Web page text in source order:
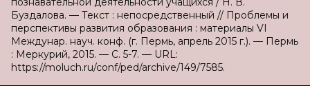
Буздалова. — Текст : непосредственный // Проблемы и
перспективы развития образования : материалы VI
Междунар. науч. конф. (г. Пермь, апрель 2015 г.). — Пермь
: Меркурий, 2015. — С. 5-7. — URL:
https://moluch.ru/conf/ped/archive/149/7585.